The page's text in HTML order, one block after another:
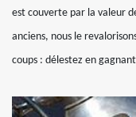
est couverte par la valeur
anciens, nous le
coups : délestez en